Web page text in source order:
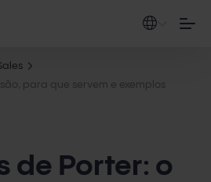
para que servem e exemplos
de Porter: o